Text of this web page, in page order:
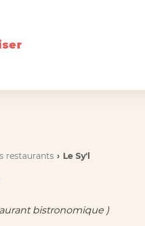
restaurants Le Sy'l
bistronomique )